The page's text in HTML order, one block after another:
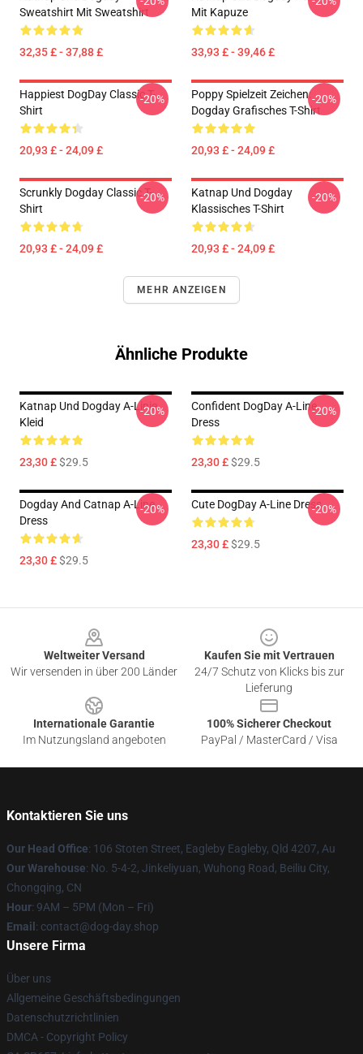
Sweatshirt Mit Sweatshirt
32,35 £ - 37,88 £
Mit Kapuze
33,93 £ - 39,46 £
Happiest DogDay Classic T-
Shirt
20,93 £ - 24,09 £
-20%
Poppy Spielzeit Zeichen:
Dogday Grafisches T-Shirt
20,93 £ - 24,09 £
-20%
Scrunkly Dogday Classic T-
Shirt
20,93 £ - 24,09 £
-20%
Katnap Und Dogday
Klassisches T-Shirt
20,93 £ - 24,09 £
-20%
MEHR ANZEIGEN
Ähnliche Produkte
Katnap Und Dogday A-Linie
Kleid
23,30 £$29.5
-20%
Confident DogDay A-Line
Dress
23,30 £$29.5
-20%
Dogday And Catnap A-Line
Dress
23,30 £$29.5
-20% Cute DogDay A-Line Dress
23,30 £$29.5
-20%
Weltweiter Versand
Wir versenden in über 200 Länder
Kaufen Sie mit Vertrauen
24/7 Schutz von Klicks bis zur
Lieferung
Internationale Garantie
Im Nutzungsland angeboten
100% Sicherer Checkout
PayPal / MasterCard / Visa
Kontaktieren Sie uns
Our Head Office: 106 Stoten Street, Eagleby Eagleby, Qld 4207, Au
Our Warehouse: No. 5-4-2, Jinkeliyuan, Wuhong Road, Beiliu City,
Chongqing, CN
Hour: 9AM – 5PM (Mon – Fri)
Email : contact@dog-day.shop
Unsere Firma
Über uns
Allgemeine Geschäftsbedingungen
Datenschutzrichtlinien
DMCA - Copyright Policy